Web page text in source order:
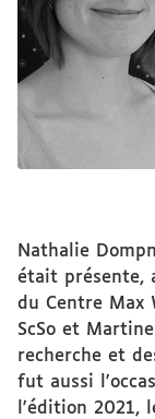
Nathalie
était présente,
du Centre Max
ScSo et
recherche et
fut aussi
l'édition 2021,